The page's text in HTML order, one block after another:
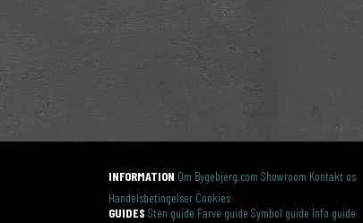
INFORMATION Om Bygebjerg.com Showroom Kontakt os
Handelsbetingelser Cookies
GUIDES Sten guide Farve guide Symbol guide Info guide